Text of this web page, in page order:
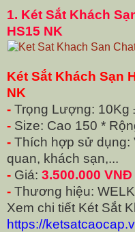
1. Két Sắt Khách
HS15 NK
Két Sắt Khách Sạn
NK
- Trọng Lượng: 10Kg
- Size: Cao 150 *
- Thích hợp sử dụng:
quan, khách sạn,...
- Giá: 3.500.000 VNĐ
- Thương hiệu:
Xem chi tiết Két Sắt
https://